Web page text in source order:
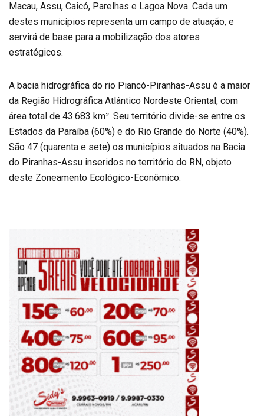
Macau, Assu, Caicó, Parelhas e Lagoa Nova. Cada um
destes municípios representa um campo de atuação, e
servirá de base para a mobilização dos atores
estratégicos.
A bacia hidrográfica do rio Piancó-Piranhas-Assu é a maior
da Região Hidrográfica Atlântico Nordeste Oriental, com
área total de 43.683 km². Seu território divide-se entre os
Estados da Paraíba (60%) e do Rio Grande do Norte (40%).
São 47 (quarenta e sete) os municípios situados na Bacia
do Piranhas-Assu inseridos no território do RN, objeto
deste Zoneamento Ecológico-Econômico.